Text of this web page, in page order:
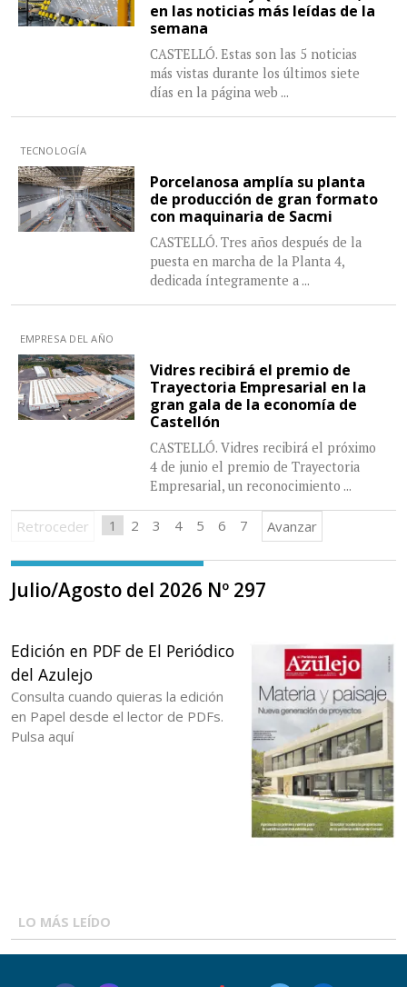
en las noticias más leídas de la
semana
CASTELLÓ. Estas son las 5 noticias
más vistas durante los últimos siete
días en la página web ...
TECNOLOGÍA
Porcelanosa amplía su planta
de producción de gran formato
con maquinaria de Sacmi
CASTELLÓ. Tres años después de la
puesta en marcha de la Planta 4,
dedicada íntegramente a ...
EMPRESA DEL AÑO
Vidres recibirá el premio de
Trayectoria Empresarial en la
gran gala de la economía de
Castellón
CASTELLÓ. Vidres recibirá el próximo
4 de junio el premio de Trayectoria
Empresarial, un reconocimiento ...
Retroceder 1 2 3 4 5 6 7 Avanzar
Julio/Agosto del 2026 Nº 297
Edición en PDF de El Periódico
del Azulejo
Consulta cuando quieras la edición
en Papel desde el lector de PDFs.
Pulsa aquí
LO MÁS LEÍDO